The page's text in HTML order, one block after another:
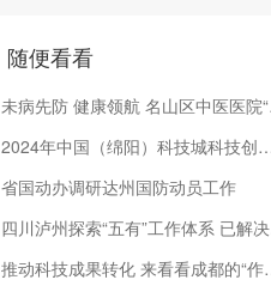
随便看看
未病先防 健康领航 名山区中医医院“治未病科”正式开诊啦
2024年中国（绵阳）科技城科技创新大会举行
省国动办调研达州国防动员工作
四川泸州探索“五有”工作体系 已解决群众诉求19万余件
推动科技成果转化 来看看成都的“作业本”